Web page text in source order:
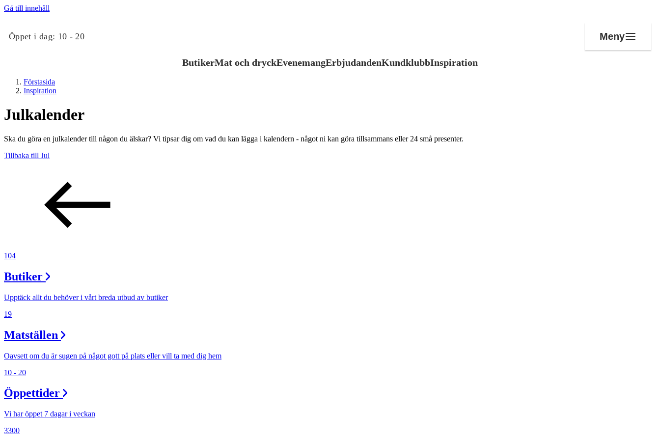
Gå till innehåll
Öppet i dag: 10 - 20 Meny
ButikerMat och dryckEvenemangErbjudandenKundklubbInspiration
Butiker
Mat och dryck
Evenemang
Kundklubb
Sök
Förstasida
Inspiration
Julkalender
Ska du göra en julkalender till någon du älskar? Vi tipsar dig om vad du kan lägga i kalendern - något ni kan göra tillsammans eller 24 små presenter.
Tillbaka till Jul
104
Butiker
Upptäck allt du behöver i vårt breda utbud av butiker
19
Matställen
Oavsett om du är sugen på något gott på plats eller vill ta med dig hem
10 - 20
Öppettider
Vi har öppet 7 dagar i veckan
3300